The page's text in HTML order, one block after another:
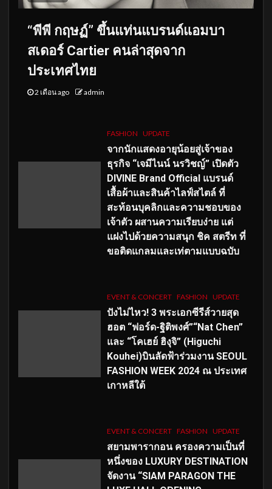
“พีพี กฤษฏ์” ขึ้นแท่นแบรนด์แอมบา
สเดอร์ Cartier คนล่าสุดจาก
ประเทศไทย
2 เดือน ago admin
FASHION UPDATE
จากนักแสดงอายุน้อยสู่เจ้าของ
ธุรกิจ “เจมีไนน์ นรวิชญ์” เปิดตัว
DIVINE Brand Official แบรนด์
เสื้อผ้าและสินค้าไลฟ์สไตล์ ที่
สะท้อนบุคลิกและความชอบของ
เจ้าตัว ผสานความเรียบง่าย แต่
แฝงไปด้วยความสนุก ชิค สตรีท ที่
ขอติดแกลมและเท่ตามแบบฉบับ
EVENT & CONCERT FASHION UPDATE
ปังไม่ไหว! 3 พระเอกซีรีส์วายสุด
ฮอต “ฟอร์ด-ฐิติพงศ์”“Nat Chen”
และ “โคเฮย์ ฮิงุจิ” (Higuchi
Kouhei)บินลัดฟ้าร่วมงาน SEOUL
FASHION WEEK 2024 ณ ประเทศ
เกาหลีใต้
EVENT & CONCERT FASHION UPDATE
สยามพารากอน ครองความเป็นที่
หนึ่งของ LUXURY DESTINATION
จัดงาน “SIAM PARAGON THE